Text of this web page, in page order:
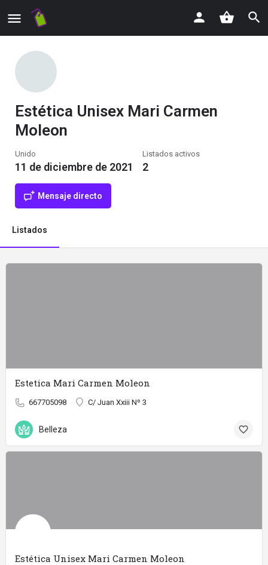
Estética Unisex Mari Carmen
Moleon
Unido
11 de diciembre de 2021
Listados activos
2
Mensaje directo
Listados
Estetica Mari Carmen Moleon
667705098 C/ Juan Xxiii Nº 3
Belleza
Estética Unisex Mari Carmen Moleon